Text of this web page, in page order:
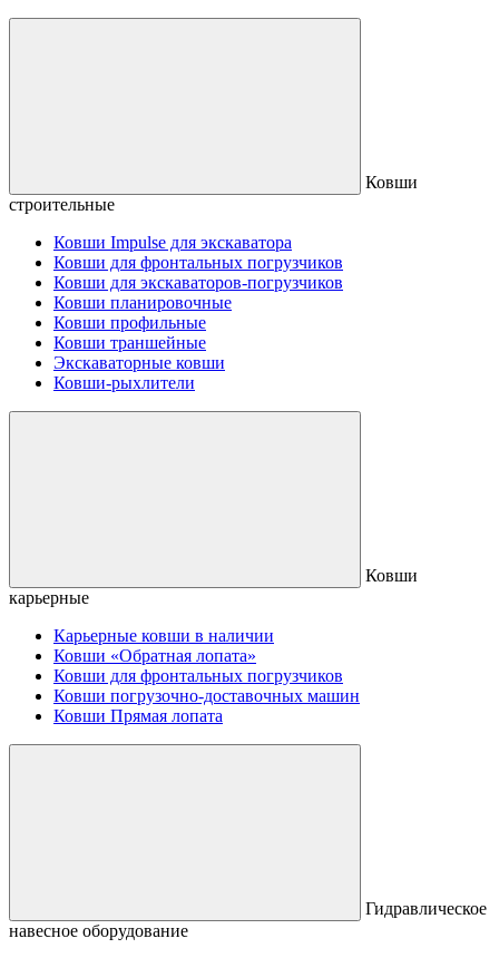
Ковши
строительные
Ковши Impulse для экскаватора
Ковши для фронтальных погрузчиков
Ковши для экскаваторов-погрузчиков
Ковши планировочные
Ковши профильные
Ковши траншейные
Экскаваторные ковши
Ковши-рыхлители
Ковши
карьерные
Карьерные ковши в наличии
Ковши «Обратная лопата»
Ковши для фронтальных погрузчиков
Ковши погрузочно-доставочных машин
Ковши Прямая лопата
Гидравлическое
навесное оборудование